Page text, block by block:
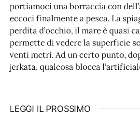
portiamoci una borraccia con
eccoci finalmente a pesca. La
perdita d’occhio, il mare è quasi
permette di vedere la superficie
venti metri. Ad un certo punto,
jerkata, qualcosa blocca
LEGGI IL PROSSIMO